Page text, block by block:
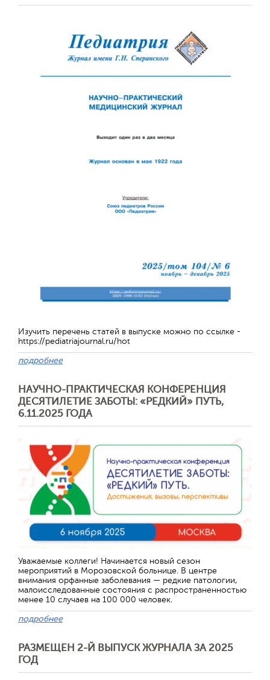
Изучить перечень статей в выпуске можно по ссылке -
https://pediatriajournal.ru/hot
подробнее
НАУЧНО-ПРАКТИЧЕСКАЯ КОНФЕРЕНЦИЯ
ДЕСЯТИЛЕТИЕ ЗАБОТЫ: «РЕДКИЙ» ПУТЬ,
6.11.2025 ГОДА
Уважаемые коллеги! Начинается новый сезон
мероприятий в Морозовской больнице. В центре
внимания орфанные заболевания — редкие патологии,
малоисследованные состояния с распространенностью
менее 10 случаев на 100 000 человек.
подробнее
РАЗМЕЩЕН 2-Й ВЫПУСК ЖУРНАЛА ЗА 2025
ГОД